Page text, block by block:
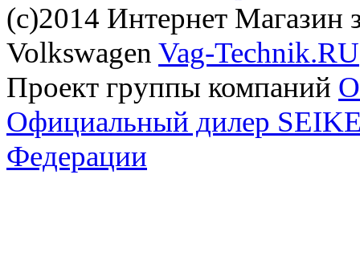
(с)2014 Интернет Магазин
Volkswagen Vag-Technik.RU
Проект группы компаний
Официальный дилер
Федерации